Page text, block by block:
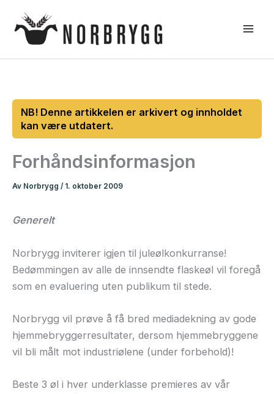
rett
Forhåndsinformasjon
Av Norbrygg / 1. oktober 2009
Generelt
Norbrygg inviterer igjen til juleølkonkurranse!
Bedømmingen av alle de innsendte flaskeøl vil foregå
som en evaluering uten publikum til stede.
Norbrygg vil prøve å få bred mediadekning av gode
hjemmebryggerresultater, dersom hjemmebryggene
vil bli målt mot industriølene (under forbehold)!
Beste 3 øl i hver underklasse premieres av vår